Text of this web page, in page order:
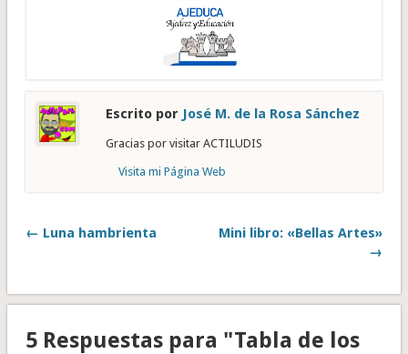
Escrito por José M. de la Rosa Sánchez
Gracias por visitar ACTILUDIS
Visita mi Página Web
← Luna hambrienta
Mini libro: «Bellas Artes»
→
5 Respuestas para "Tabla de los